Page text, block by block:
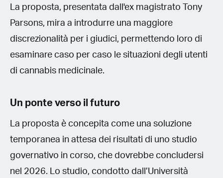
La proposta, presentata dall'ex magistrato Tony
Parsons, mira a introdurre una maggiore
discrezionalità per i giudici, permettendo loro di
esaminare caso per caso le situazioni degli utenti
di cannabis medicinale.
Un ponte verso il futuro
La proposta è concepita come una soluzione
temporanea in attesa dei risultati di uno studio
governativo in corso, che dovrebbe concludersi
nel 2026. Lo studio, condotto dall’Università